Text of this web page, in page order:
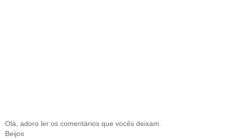
Olá, adoro ler os comentários que vocês deixam.
Beijos